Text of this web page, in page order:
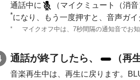
通話中に （マイクミュート（消
*になり、もう一度押すと、音声ガ
* マイクオフ中は、7秒間隔の通知音でお知
通話が終了したら、 （再
音楽再生中は、再生に戻ります。